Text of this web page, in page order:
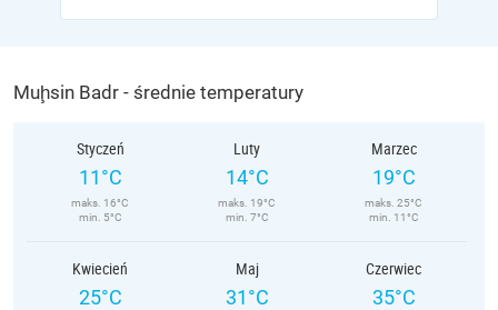
Muḩsin Badr - średnie temperatury
Styczeń
11°C
maks. 16°C
min. 5°C
Luty
14°C
maks. 19°C
min. 7°C
Marzec
19°C
maks. 25°C
min. 11°C
Kwiecień
25°C
Maj
31°C
Czerwiec
35°C